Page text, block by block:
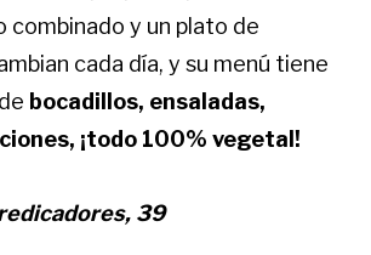
combinado y un plato de
cada día, y su menú tiene
bocadillos, ensaladas,
¡todo 100% vegetal!
39